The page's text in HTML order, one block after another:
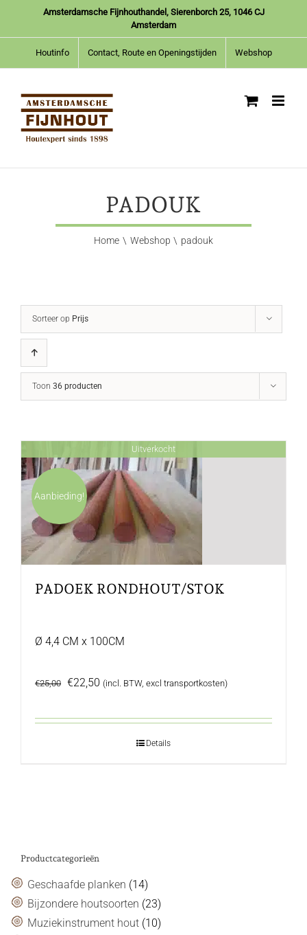
inhoud
Amsterdamsche Fijnhouthandel, Sierenborch 25, 1046 CJ
Amsterdam
Houtinfo Contact, Route en Openingstijden Webshop
PADOUK
Home Webshop padouk
Sorteer op Prijs
Toon 36 producten
Uitverkocht
Aanbieding!
PADOEK RONDHOUT/STOK
Ø 4,4 CM x 100CM
€25,00 Oorspronkelijke
€22,50 Huidige
(incl. BTW, excl transportkosten)
Details
Productcategorieën
Geschaafde planken (14)
Bijzondere houtsoorten (23)
Muziekinstrument hout (10)